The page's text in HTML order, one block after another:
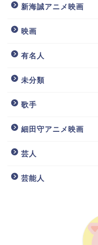
新海誠アニメ映画
映画
有名人
未分類
歌手
細田守アニメ映画
芸人
芸能人